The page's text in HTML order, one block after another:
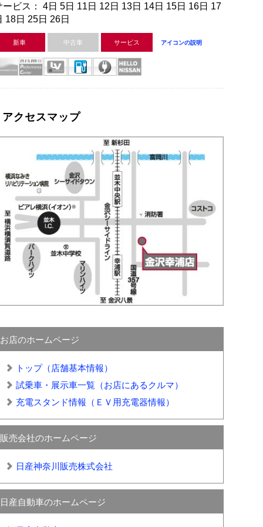
ービス： 4日 5日 11日 12日 13日 14日 15日 16日 17
18日 25日 26日
新車 中古車 サービス アイコンの説明
アクセスマップ
お店のホームページ
トップ（店舗基本情報）
試乗車・展示車一覧（お店にあるクルマ）
充電スタンド情報（ＥＶ用充電器情報）
販売会社のホームページ
日産神奈川販売株式会社
日産自動車のホームページ